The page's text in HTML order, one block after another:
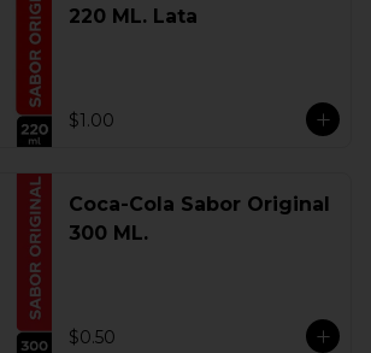
220 ML. Lata
$1.00
Coca-Cola Sabor Original
300 ML.
$0.50